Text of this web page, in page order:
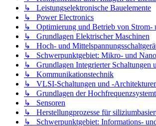
↳ Leistungselektronische Bauelemente
↳ Power Electronics
↳ Optimierung und Betrieb von Strom-
↳ Grundlagen Elektrischer Maschinen
↳ Hoch- und
↳ Schwerpunktgebiet: Mikro- und
↳ Grundlagen Integrierter Schaltungen
↳ Kommunikationstechnik
↳ VLSI-Schaltungen und -
↳ Grundlagen der
↳ Sensoren
↳ Herstellungprozesse für
↳ Schwerpunktgebiet: Informations-